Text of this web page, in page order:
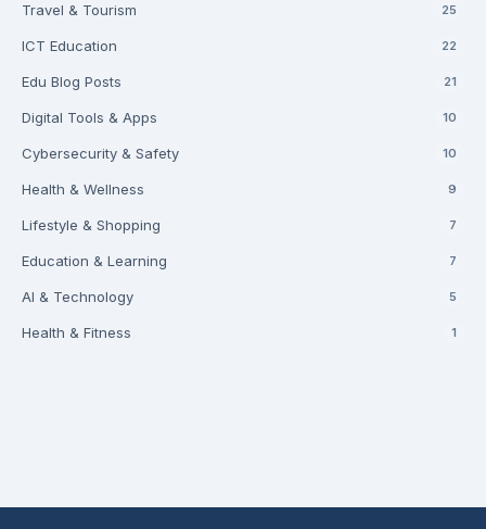
Travel & Tourism 25
ICT Education 22
Edu Blog Posts 21
Digital Tools & Apps 10
Cybersecurity & Safety 10
Health & Wellness 9
Lifestyle & Shopping 7
Education & Learning 7
AI & Technology 5
Health & Fitness 1